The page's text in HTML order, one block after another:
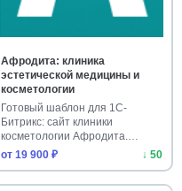
Афродита: клиника
эстетической медицины и
косметологии
Готовый шаблон для 1С-
Битрикс: сайт клиники
косметологии Афродита.
Адаптивный ди…
от 19 900 ₽ ↓ 50